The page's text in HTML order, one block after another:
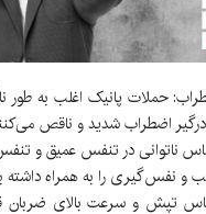
حملات پانیک اغلب به طور
اضطراب شدید و ناقص
ناتوانی در تنفس عمیق و
نفس‌گیری را به همراه داشته
تپش و سرعت بالای ضربان